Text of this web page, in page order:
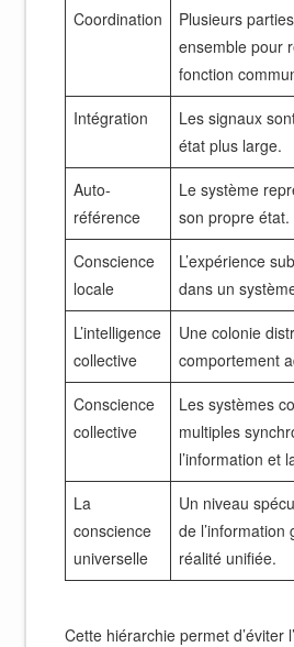
Coordination
Plusieurs
ensemble pour
fonction
Intégration
Les signaux
état plus large.
Auto-
référence
Le système
son propre état.
Conscience
locale
L’expérience
dans un
L’intelligence
collective
Une colonie
comportement
Conscience
collective
Les systèmes
multiples
l’information et
La
conscience
universelle
Un niveau
de l’information
réalité unifiée.
Cette hiérarchie permet d’éviter